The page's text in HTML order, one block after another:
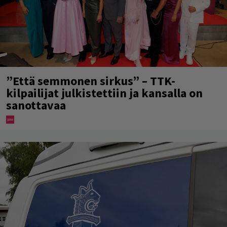
”Että semmonen sirkus” – TTK-
kilpailijat julkistettiin ja kansalla on
sanottavaa